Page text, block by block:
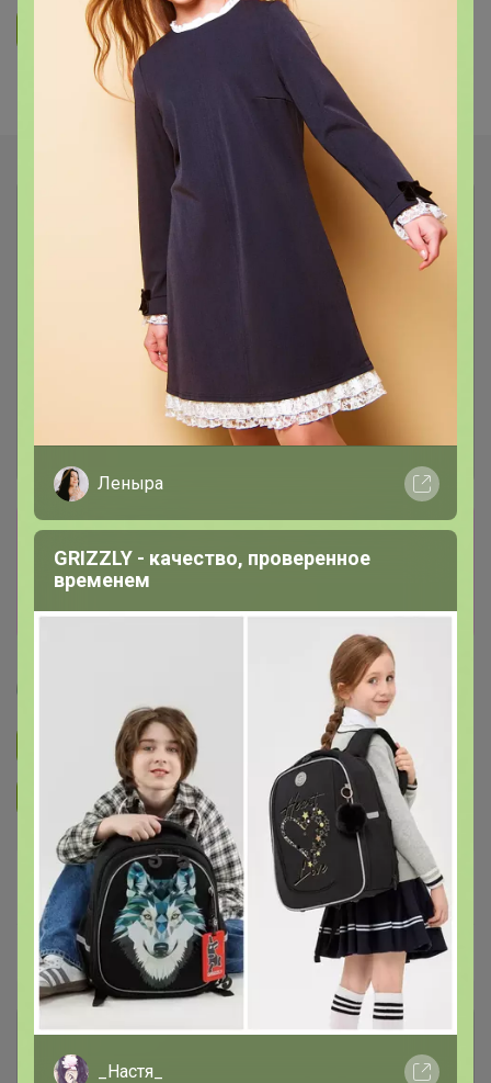
Ответить
Показаны записи 1-3 3.
Сбор заказов в данной закупке
завершен
Подписаться на закупку
Подписаться на организатора 1.7K
В архиве
—
Собрано
100 %
Ожидание ~ 4 дня
Комментарии к лотам 3.7K
Леныра
GRIZZLY - качество, проверенное
временем
_Настя_